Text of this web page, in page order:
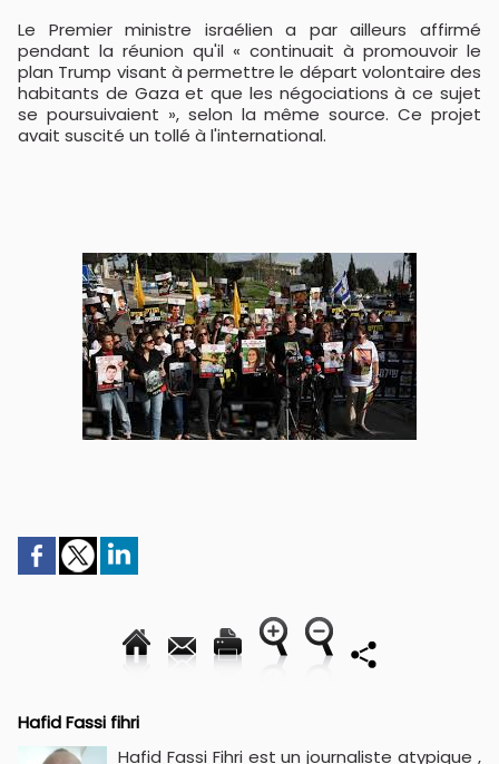
Le Premier ministre israélien a par ailleurs affirmé
pendant la réunion qu'il « continuait à promouvoir le
plan Trump visant à permettre le départ volontaire des
habitants de Gaza et que les négociations à ce sujet
se poursuivaient », selon la même source. Ce projet
avait suscité un tollé à l'international.
Hafid Fassi fihri
Hafid Fassi Fihri est un journaliste atypique ,